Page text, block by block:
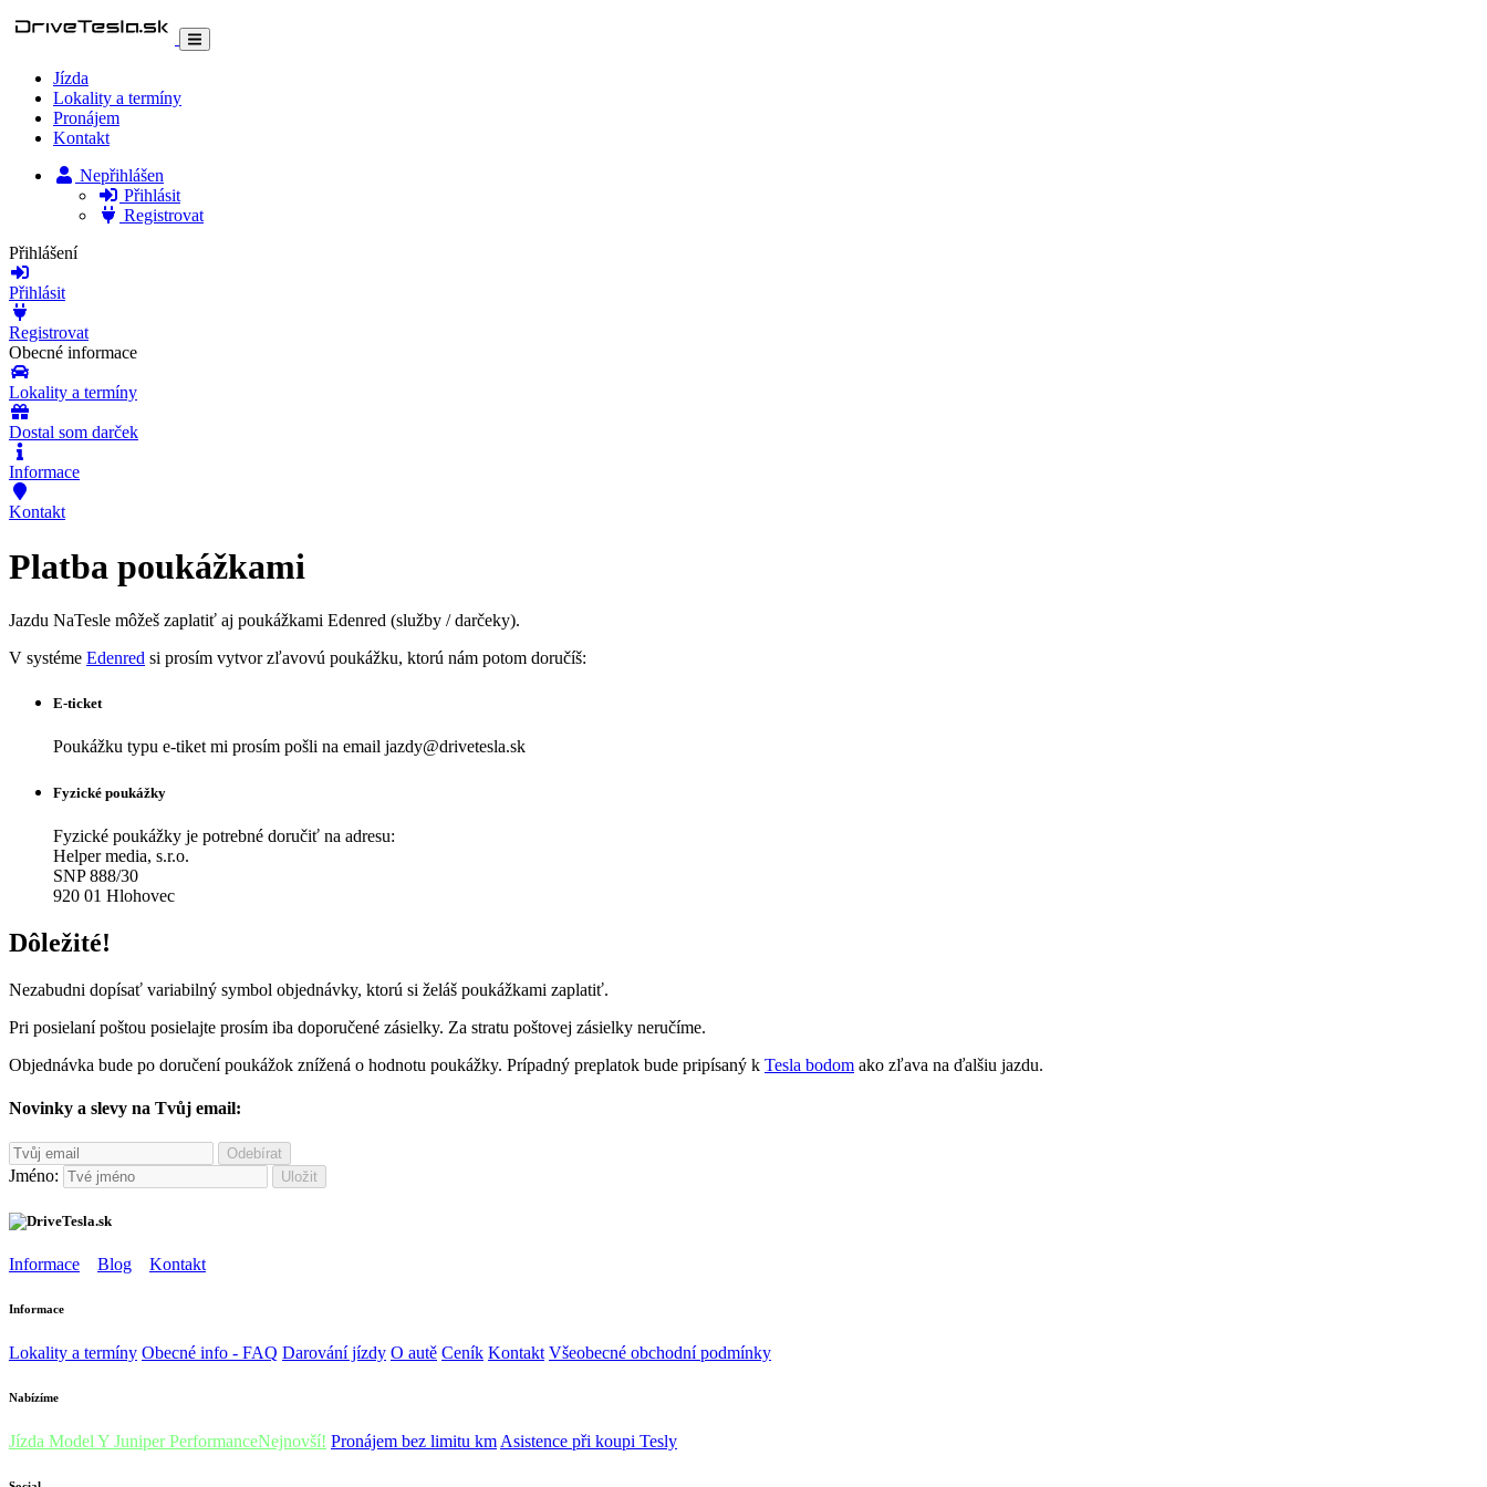
Jízda
Lokality a termíny
Pronájem
Kontakt
Nepřihlášen
Přihlásit
Registrovat
Přihlášení
Přihlásit
Registrovat
Obecné informace
Lokality a termíny
Dostal som darček
Informace
Kontakt
Platba poukážkami
Jazdu NaTesle môžeš zaplatiť aj poukážkami Edenred (služby / darčeky).
V systéme Edenred si prosím vytvor zľavovú poukážku, ktorú nám potom doručíš:
E-ticket
Poukážku typu e-tiket mi prosím pošli na email jazdy@drivetesla.sk
Fyzické poukážky
Fyzické poukážky je potrebné doručiť na adresu:
Helper media, s.r.o.
SNP 888/30
920 01 Hlohovec
Dôležité!
Nezabudni dopísať variabilný symbol objednávky, ktorú si želáš poukážkami zaplatiť.
Pri posielaní poštou posielajte prosím iba doporučené zásielky. Za stratu poštovej zásielky neručíme.
Objednávka bude po doručení poukážok znížená o hodnotu poukážky. Prípadný preplatok bude pripísaný k Tesla bodom ako zľava na ďalšiu jazdu.
Novinky a slevy na Tvůj email:
Odebírat
Jméno: Uložit
Informace Blog Kontakt
Informace
Lokality a termíny Obecné info - FAQ Darování jízdy O autě Ceník Kontakt Všeobecné obchodní podmínky
Nabízíme
Jízda Model Y Juniper PerformanceNejnovší! Pronájem bez limitu km Asistence při koupi Tesly